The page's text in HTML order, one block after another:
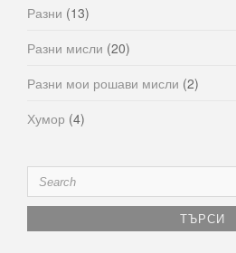
Разни (13)
Разни мисли (20)
Разни мои рошави мисли (2)
Хумор (4)
Search
for: